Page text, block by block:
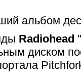
альбом
Radiohead
диском